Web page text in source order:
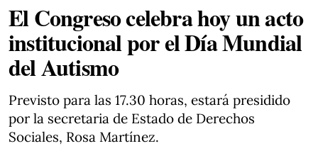
El Congreso celebra hoy un acto
institucional por el Día Mundial
del Autismo
Previsto para las 17.30 horas, estará presidido
por la secretaria de Estado de Derechos
Sociales, Rosa Martínez.